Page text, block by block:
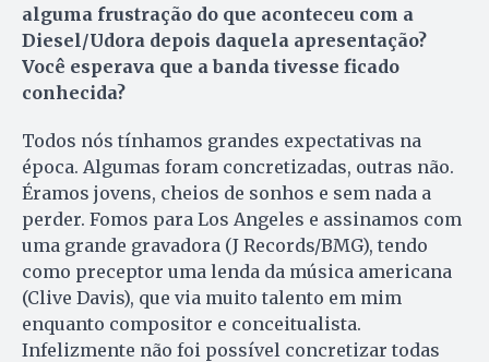
alguma frustração do que aconteceu com a
Diesel/Udora depois daquela apresentação?
Você esperava que a banda tivesse ficado
conhecida?
Todos nós tínhamos grandes expectativas na
época. Algumas foram concretizadas, outras não.
Éramos jovens, cheios de sonhos e sem nada a
perder. Fomos para Los Angeles e assinamos com
uma grande gravadora (J Records/BMG), tendo
como preceptor uma lenda da música americana
(Clive Davis), que via muito talento em mim
enquanto compositor e conceitualista.
Infelizmente não foi possível concretizar todas